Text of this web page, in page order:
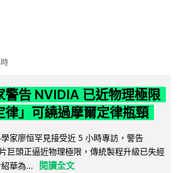
警告 NVIDIA 已近物理極限
律」可繞過摩爾定律瓶頸
家廖恒罕見接受近 5 小時專訪，警告
巨頭正逼近物理極限，傳統製程升級已失經
華為...
閱讀全文